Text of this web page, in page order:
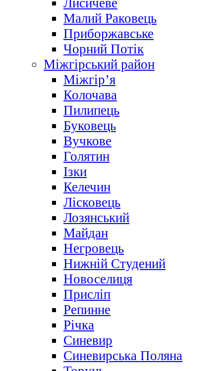
Лисичеве
Малий Раковець
Приборжавське
Чорний Потік
Міжгірський район
Міжгір’я
Колочава
Пилипець
Буковець
Вучкове
Голятин
Ізки
Келечин
Лісковець
Лозянський
Майдан
Негровець
Нижній Студений
Новоселиця
Присліп
Репинне
Річка
Синевир
Синевирська Поляна